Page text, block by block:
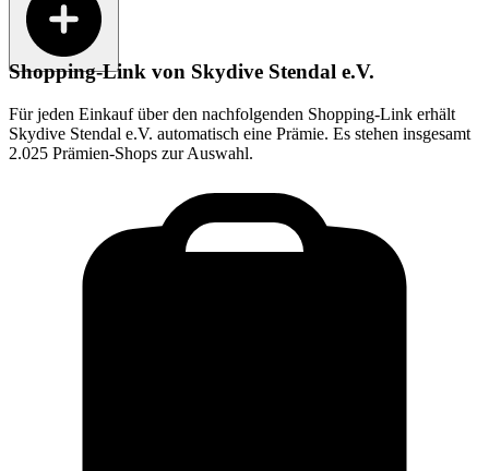
Shopping-Link von Skydive Stendal e.V.
Für jeden Einkauf über den nachfolgenden Shopping-Link erhält
Skydive Stendal e.V. automatisch eine Prämie. Es stehen insgesamt
2.025 Prämien-Shops zur Auswahl.